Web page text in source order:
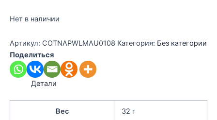
Нет в наличии
Артикул: COTNAPWLMAU0108 Категория: Без категории
Поделиться
Детали
Вес 32 г